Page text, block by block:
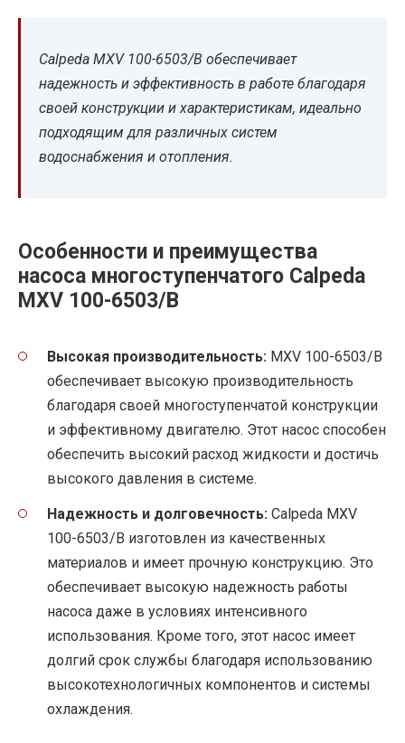
Calpeda MXV 100-6503/B обеспечивает
надежность и эффективность в работе благодаря
своей конструкции и характеристикам, идеально
подходящим для различных систем
водоснабжения и отопления.
Особенности и преимущества
насоса многоступенчатого Calpeda
MXV 100-6503/B
Высокая производительность: MXV 100-6503/B
обеспечивает высокую производительность
благодаря своей многоступенчатой конструкции
и эффективному двигателю. Этот насос способен
обеспечить высокий расход жидкости и достичь
высокого давления в системе.
Надежность и долговечность: Calpeda MXV
100-6503/B изготовлен из качественных
материалов и имеет прочную конструкцию. Это
обеспечивает высокую надежность работы
насоса даже в условиях интенсивного
использования. Кроме того, этот насос имеет
долгий срок службы благодаря использованию
высокотехнологичных компонентов и системы
охлаждения.